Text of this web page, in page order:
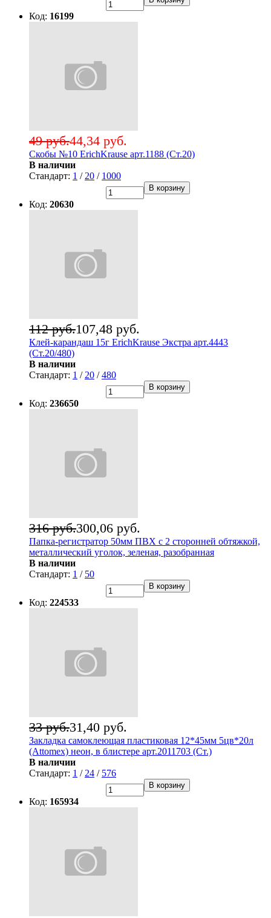
Код: 16199
44,34 руб.
49 руб.
Скобы №10 ErichKrause арт.1188 (Ст.20)
В наличии
Стандарт: 1 / 20 / 1000
В корзину
Код: 20630
107,48 руб.
112 руб.
Клей-карандаш 15г ErichKrause Экстра арт.4443
(Ст.20/480)
В наличии
Стандарт: 1 / 20 /480
В корзину
Код: 236650
300,06 руб.
316 руб.
Папка-регистратор 50мм ПВХ с 2 сторонней обтяжкой,
металлический уголок, зеленая, разобранная
В наличии
Стандарт: 1 / 50
В корзину
Код: 224533
31,40 руб.
33 руб.
Закладка самоклеющая пластиковая 12*45мм 5цв*20л
(Attomex) неон, в блистере арт.2011703 (Ст.)
В наличии
Стандарт: 1 / 24 / 576
В корзину
Код: 165934